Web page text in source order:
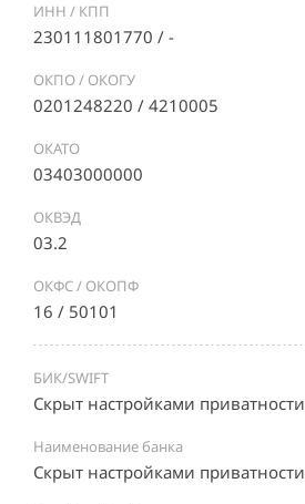
ИНН / КПП
230111801770 / -
ОКПО / ОКОГУ
0201248220 / 4210005
ОКАТО
03403000000
ОКВЭД
03.2
ОКФС / ОКОПФ
16 / 50101
БИК/SWIFT
Скрыт настройками приватности
Наименование банка
Скрыт настройками приватности